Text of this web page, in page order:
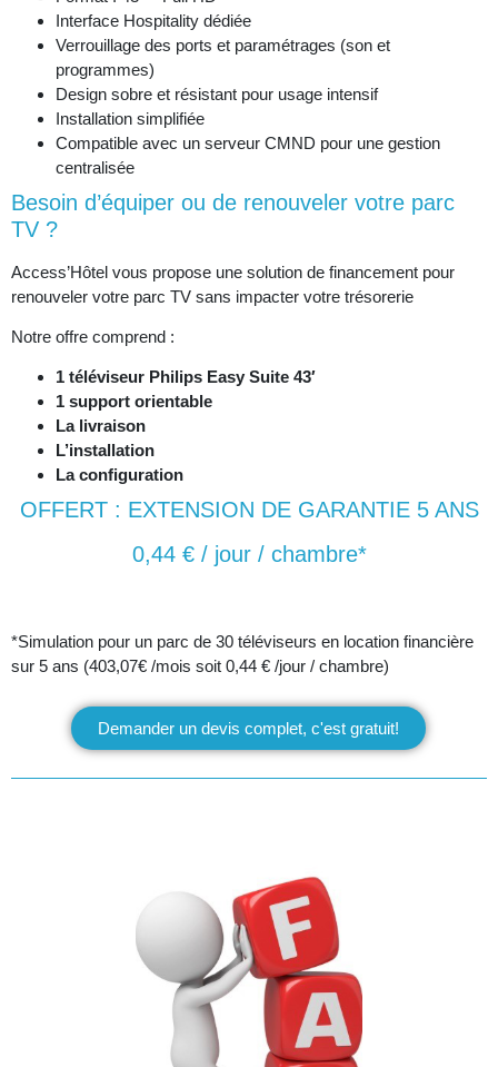
Interface Hospitality dédiée
Verrouillage des ports et paramétrages (son et
programmes)
Design sobre et résistant pour usage intensif
Installation simplifiée
Compatible avec un serveur CMND pour une gestion
centralisée
Besoin d’équiper ou de renouveler votre parc
TV ?
Access’Hôtel vous propose une solution de financement pour
renouveler votre parc TV sans impacter votre trésorerie
Notre offre comprend :
1 téléviseur Philips Easy Suite 43′
1 support orientable
La livraison
L’installation
La configuration
OFFERT : EXTENSION DE GARANTIE 5 ANS
0,44 € / jour / chambre*
*Simulation pour un parc de 30 téléviseurs en location financière
sur 5 ans (403,07€ /mois soit 0,44 € /jour / chambre)
Demander un devis complet, c'est gratuit!